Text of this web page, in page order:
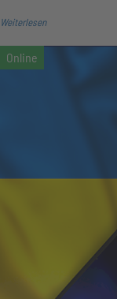
Weiterlesen